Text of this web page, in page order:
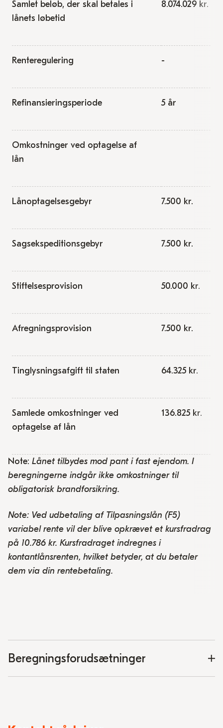
Samlet beløb, der skal betales i
lånets løbetid
8.074.029 kr.
Renteregulering -
Refinansieringsperiode 5 år
Omkostninger ved optagelse af
lån
Lånoptagelsesgebyr 7.500 kr.
Sagsekspeditionsgebyr 7.500 kr.
Stiftelsesprovision 50.000 kr.
Afregningsprovision 7.500 kr.
Tinglysningsafgift til staten 64.325 kr.
Samlede omkostninger ved
optagelse af lån
136.825 kr.
Note: Lånet tilbydes mod pant i fast ejendom. I
beregningerne indgår ikke omkostninger til
obligatorisk brandforsikring.
Note: Ved udbetaling af Tilpasningslån (F5)
variabel rente vil der blive opkrævet et kursfradrag
på 10.786 kr. Kursfradraget indregnes i
kontantlånsrenten, hvilket betyder, at du betaler
dem via din rentebetaling.
Beregningsforudsætninger